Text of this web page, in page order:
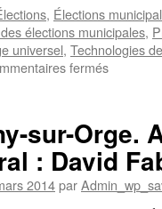
, Élections
élections municipales,
universel, Technologies
ferméssur
Premiers
des
candidats
sur-Orge.
: David
2014par